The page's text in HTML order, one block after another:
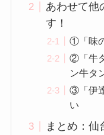
あわせて他
す！
①「味
②「牛
ン牛タ
③「伊
い
まとめ：仙